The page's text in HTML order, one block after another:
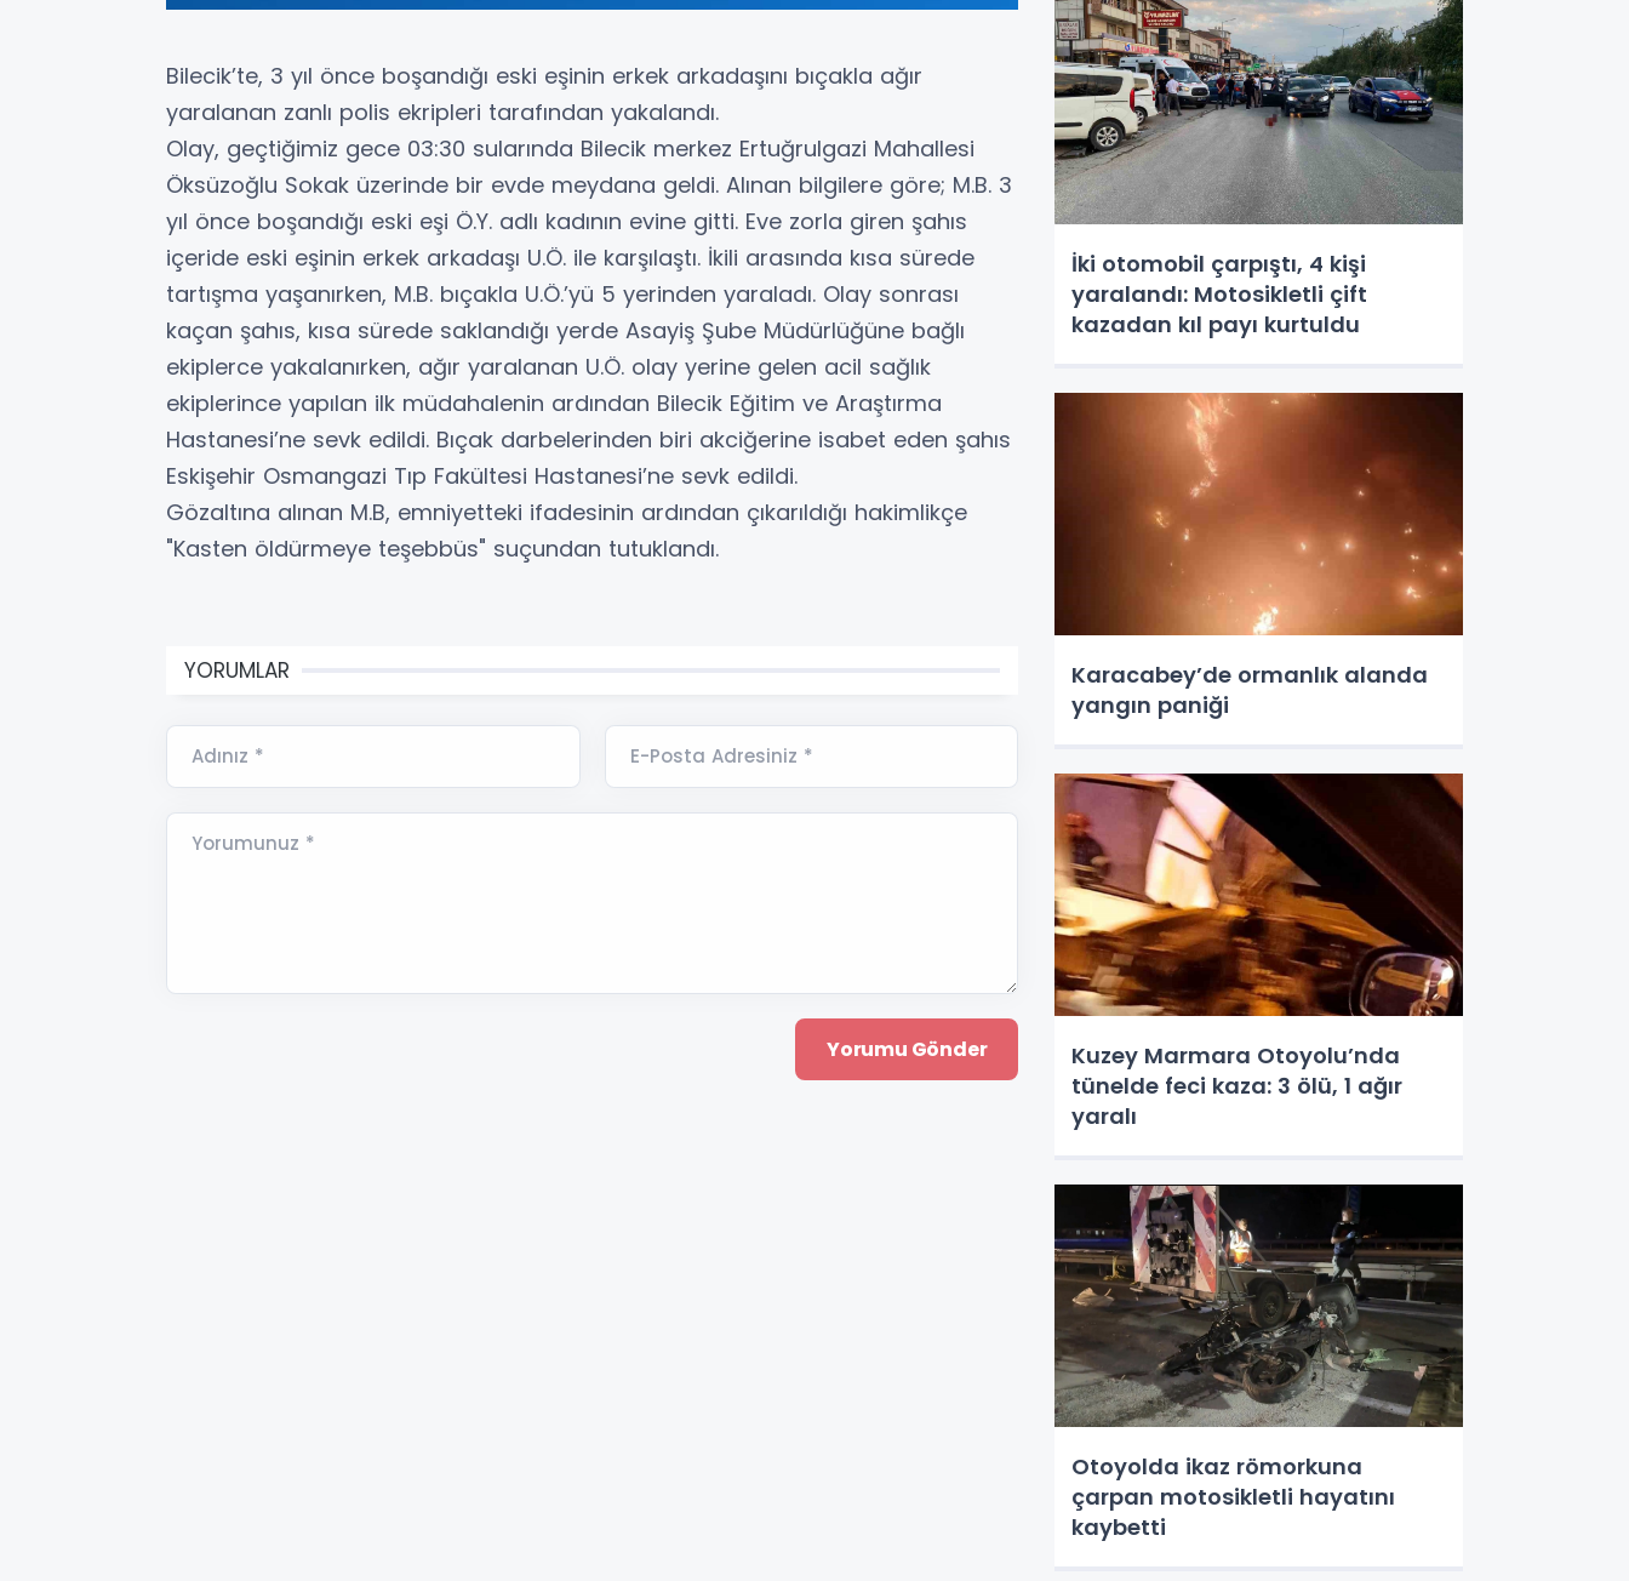
Bilecik’te, 3 yıl önce boşandığı eski eşinin erkek arkadaşını bıçakla ağır
yaralanan zanlı polis ekripleri tarafından yakalandı.
Olay, geçtiğimiz gece 03:30 sularında Bilecik merkez Ertuğrulgazi Mahallesi
Öksüzoğlu Sokak üzerinde bir evde meydana geldi. Alınan bilgilere göre; M.B. 3
yıl önce boşandığı eski eşi Ö.Y. adlı kadının evine gitti. Eve zorla giren şahıs
içeride eski eşinin erkek arkadaşı U.Ö. ile karşılaştı. İkili arasında kısa sürede
tartışma yaşanırken, M.B. bıçakla U.Ö.’yü 5 yerinden yaraladı. Olay sonrası
kaçan şahıs, kısa sürede saklandığı yerde Asayiş Şube Müdürlüğüne bağlı
ekiplerce yakalanırken, ağır yaralanan U.Ö. olay yerine gelen acil sağlık
ekiplerince yapılan ilk müdahalenin ardından Bilecik Eğitim ve Araştırma
Hastanesi’ne sevk edildi. Bıçak darbelerinden biri akciğerine isabet eden şahıs
Eskişehir Osmangazi Tıp Fakültesi Hastanesi’ne sevk edildi.
Gözaltına alınan M.B, emniyetteki ifadesinin ardından çıkarıldığı hakimlikçe
"Kasten öldürmeye teşebbüs" suçundan tutuklandı.
YORUMLAR
Adınız * E-Posta Adresiniz *
Yorumunuz *
İki otomobil çarpıştı, 4 kişi
yaralandı: Motosikletli çift
kazadan kıl payı kurtuldu
Karacabey’de ormanlık alanda
yangın paniği
Kuzey Marmara Otoyolu’nda
tünelde feci kaza: 3 ölü, 1 ağır
yaralı
Otoyolda ikaz römorkuna
çarpan motosikletli hayatını
kaybetti